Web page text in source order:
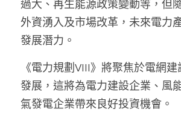
過大、再生能源政策變動等，但
外資湧入及市場改革，未來電力
發展潛力。
《電力規劃VIII》將聚焦於電網
發展，這將為電力建設企業、風
氣發電企業帶來良好投資機會。